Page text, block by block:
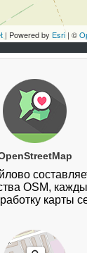
| Powered by Esri| ©
OSM,
карты